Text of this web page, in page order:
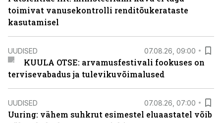
toimivat vanusekontrolli renditõukerataste
kasutamisel
UUDISED 07.08.26, 09:00
KUULA OTSE: arvamusfestivali fookuses on
tervisevabadus ja tulevikuvõimalused
UUDISED 07.08.26, 07:00
Uuring: vähem suhkrut esimestel eluaastatel võib